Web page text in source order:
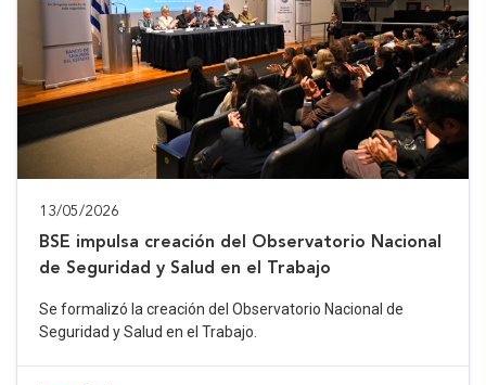
13/05/2026
BSE impulsa creación del Observatorio Nacional
de Seguridad y Salud en el Trabajo
Se formalizó la creación del Observatorio Nacional de
Seguridad y Salud en el Trabajo.